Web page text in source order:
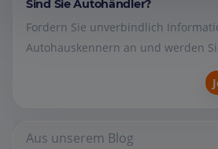
Sind Sie Autohändler?
Fordern Sie unverbindlich
Autohauskennern an und werden
Aus unserem Blog